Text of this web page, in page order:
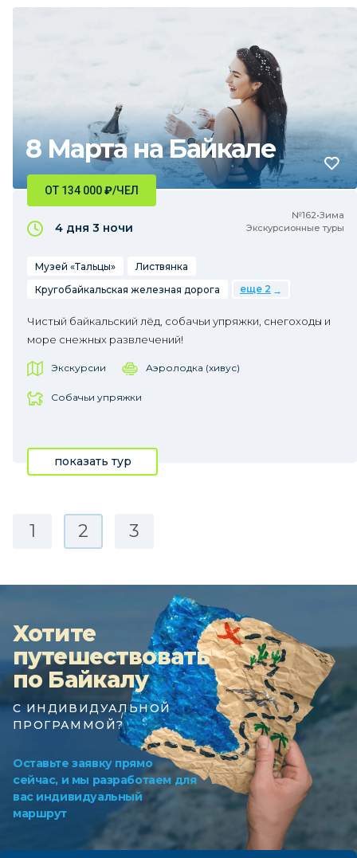
8 Марта на Байкале
№162•Зима
Экскурсионные туры
ОТ 134 000₽/ЧЕЛ
4 дня 3 ночи
Музей «Тальцы»
Листвянка
Кругобайкальская железная дорога
еще 2
Чистый байкальский лёд, собачьи упряжки, снегоходы и
море снежных развлечений!
Экскурсии Аэролодка (хивус)
Собачьи упряжки
показать тур
1 2 3
Хотите
путешествовать
по Байкалу
С ИНДИВИДУАЛЬНОЙ
ПРОГРАММОЙ?
Оставьте заявку прямо
сейчас, и мы разработаем для
вас индивидуальный
маршрут